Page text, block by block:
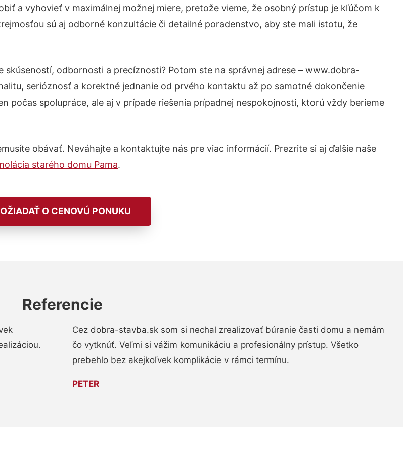
a vyhovieť v maximálnej možnej miere, pretože vieme, že osobný prístup je kľúčom k
sú aj odborné konzultácie či detailné poradenstvo, aby ste mali istotu, že
skúseností, odbornosti a precíznosti? Potom ste na správnej adrese – www.dobra-
serióznosť a korektné jednanie od prvého kontaktu až po samotné dokončenie
počas spolupráce, ale aj v prípade riešenia prípadnej nespokojnosti, ktorú vždy berieme
obávať. Neváhajte a kontaktujte nás pre viac informácií. Prezrite si aj ďalšie naše
starého domu Pama.
O CENOVÚ PONUKU
Referencie
Cez dobra-stavba.sk som si nechal zrealizovať búranie časti domu a nemám
čo vytknúť. Veľmi si vážim komunikáciu a profesionálny prístup. Všetko
prebehlo bez akejkoľvek komplikácie v rámci termínu.
PETER